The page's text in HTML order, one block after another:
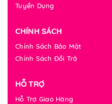
Tuyển Dụng
CHÍNH SÁCH
Chính Sách Bảo Mật
Chính Sách Đổi Trả
HỖ TRỢ
Hỗ Trợ Giao Hàng